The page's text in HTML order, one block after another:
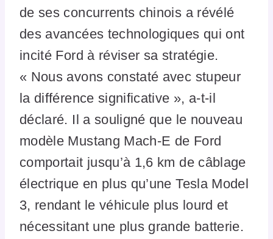
de ses concurrents chinois a révélé
des avancées technologiques qui ont
incité Ford à réviser sa stratégie.
« Nous avons constaté avec stupeur
la différence significative », a-t-il
déclaré. Il a souligné que le nouveau
modèle Mustang Mach-E de Ford
comportait jusqu’à 1,6 km de câblage
électrique en plus qu’une Tesla Model
3, rendant le véhicule plus lourd et
nécessitant une plus grande batterie.